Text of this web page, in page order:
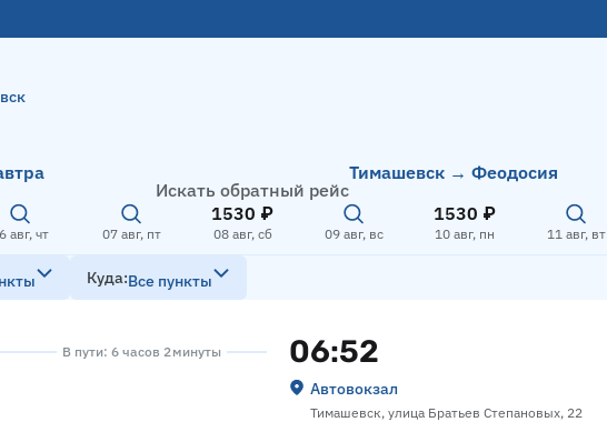
Искать обратный рейс
Тимашевск → Феодосия
авг, чт 07 авг, пт
1530 ₽
08 авг, сб 09 авг, вс
1530 ₽
10 авг, пн 11 авг, вт
Куда Все пункты
В пути: 6 часов 2 минуты 06:52
Автовокзал
Тимашевск, улица Братьев Степановых, 22